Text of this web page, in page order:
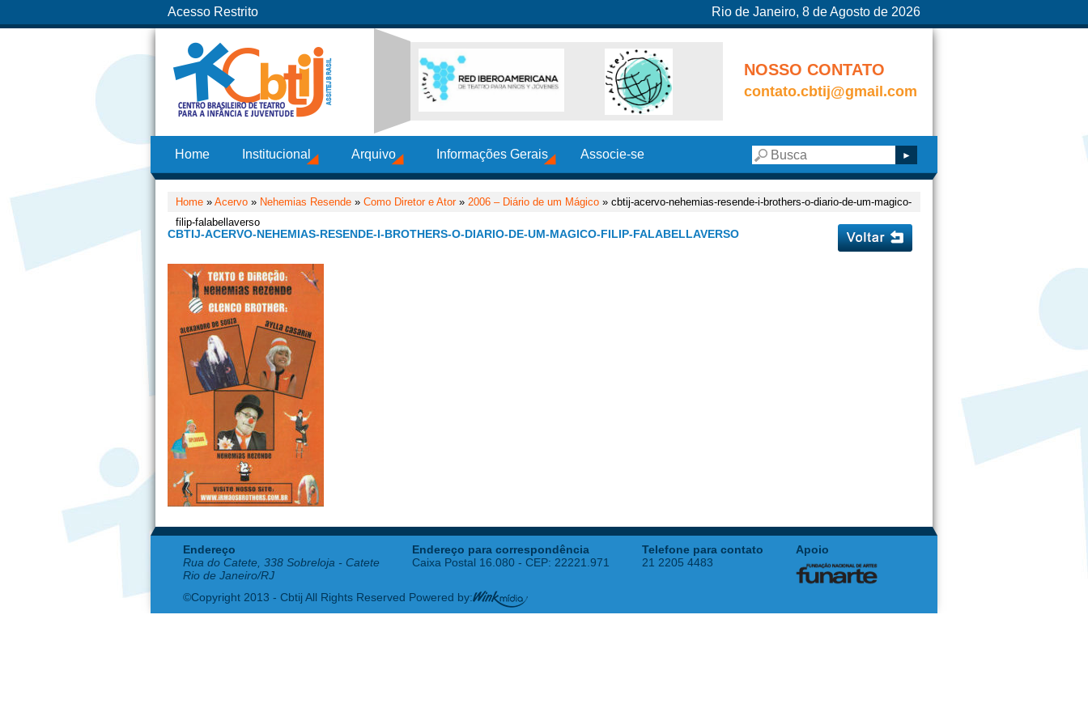
Acesso Restrito Rio de Janeiro, 8 de Agosto de 2026
NOSSO CONTATO
contato.cbtij@gmail.com
Home Institucional Arquivo Informações Gerais Associe-se
Home » Acervo » Nehemias Resende » Como Diretor e Ator» 2006 – Diário de um Mágico » cbtij-acervo-nehemias-resende-i-brothers-o-diario-de-um-magico-
filip-falabellaverso
CBTIJ-ACERVO-NEHEMIAS-RESENDE-I-BROTHERS-O-DIARIO-DE-UM-MAGICO-FILIP-FALABELLAVERSO
Endereço
Rua do Catete, 338 Sobreloja - Catete
Rio de Janeiro/RJ
Endereço para correspondência
Caixa Postal 16.080 - CEP: 22221.971
Telefone para contato
21 2205 4483
Apoio
©Copyright 2013 - Cbtij All Rights Reserved Powered by: